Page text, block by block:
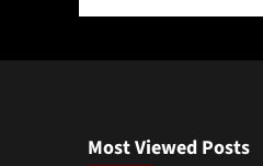
Most Viewed Posts